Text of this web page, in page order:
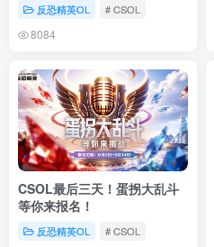
反恐精英OL # CSOL
8084
CSOL最后三天！蛋拐大乱斗
等你来报名！
反恐精英OL # CSOL